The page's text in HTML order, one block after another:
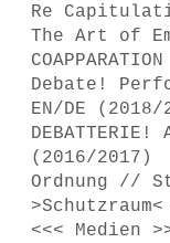
Re
The Art of
Debate!
EN/DE (2018/
(2016/2017)
Ordnung //
<<< Medien